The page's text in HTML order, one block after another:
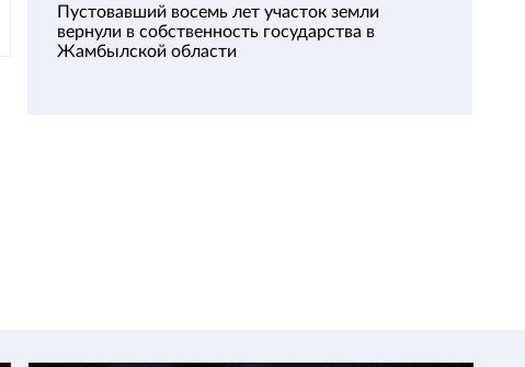
Пустовавший восемь лет участок земли
вернули в собственность государства в
Жамбылской области